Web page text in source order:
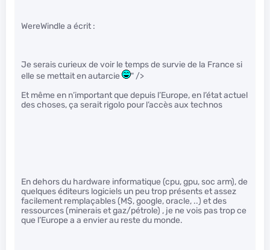
WereWindle a écrit :
Je serais curieux de voir le temps de survie de la France si
elle se mettait en autarcie
" />
Et même en n’important que depuis l’Europe, en l’état actuel
des choses, ça serait rigolo pour l’accès aux technos
En dehors du hardware informatique (cpu, gpu, soc arm), de
quelques éditeurs logiciels un peu trop présents et assez
facilement remplaçables (M$, google, oracle, ..) et des
ressources (minerais et gaz/pétrole) , je ne vois pas trop ce
que l’Europe a a envier au reste du monde.